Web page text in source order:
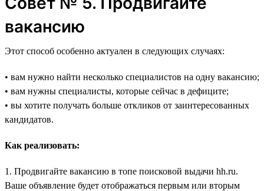
вакансию
Этот способ особенно актуален в следующих случаях:
• вам нужно найти несколько специалистов на одну вакансию;
• вам нужны специалисты, которые сейчас в дефиците;
• вы хотите получать больше откликов от заинтересованных
кандидатов.
Как реализовать:
1. Продвигайте вакансию в топе поисковой выдачи hh.ru.
Ваше объявление будет отображаться первым или вторым